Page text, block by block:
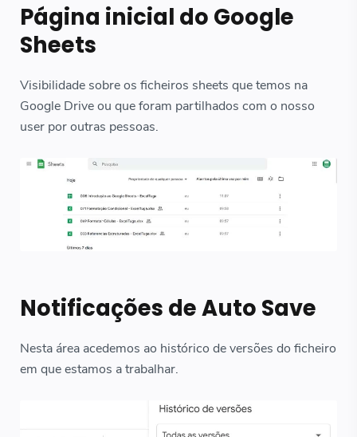
Página inicial do Google
Sheets
Visibilidade sobre os ficheiros sheets que temos na
Google Drive ou que foram partilhados com o nosso
user por outras pessoas.
Notificações de Auto Save
Nesta área acedemos ao histórico de versões do ficheiro
em que estamos a trabalhar.